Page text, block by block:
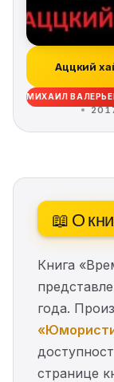
Аццкий
МИХАИЛ
📖 О
Книга
года.
странице